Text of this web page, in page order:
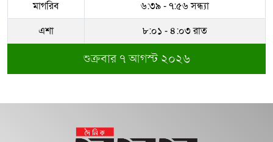
মাগরিব
৬:৩৯ - ৭:৫৬ সন্ধ্যা
এশা
৮:০১ - ৪:০৩ রাত
শুক্রবার ৭ আগস্ট ২০২৬